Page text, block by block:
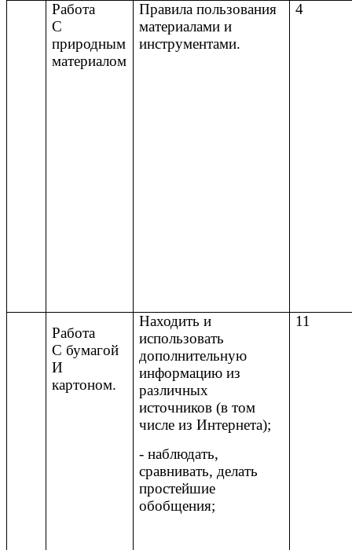
Работа
С
природным
материалом
Правила пользования
материалами и
инструментами.
4
Работа
С бумагой
И
картоном.
Находить и
использовать
дополнительную
информацию из
различных
источников (в том
числе из Интернета);
- наблюдать,
сравнивать, делать
простейшие
обобщения;
11